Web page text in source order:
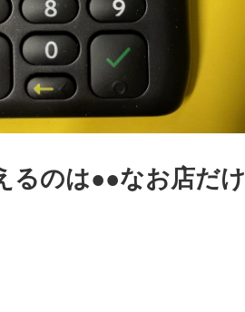
るのは●●なお店だけ